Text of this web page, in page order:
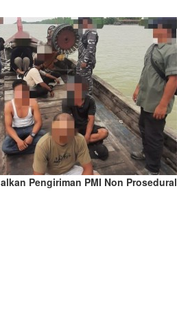
Pengiriman PMI Non Prosedural